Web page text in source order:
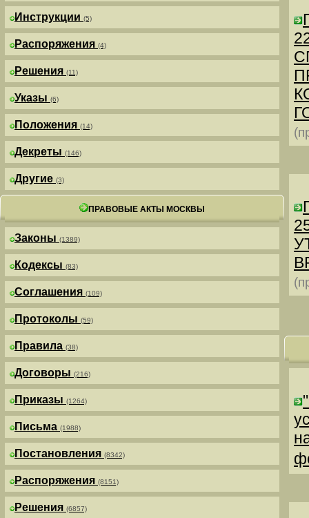
Инструкции (5)
Распоряжения (4)
Решения (11)
Указы (6)
Положения (14)
Декреты (146)
Другие (3)
ПРАВОВЫЕ АКТЫ МОСКВЫ
Законы (1389)
Кодексы (83)
Соглашения (109)
Протоколы (59)
Правила (38)
Договоры (216)
Приказы (1264)
Письма (1988)
Постановления (8342)
Распоряжения (8151)
Решения (6857)